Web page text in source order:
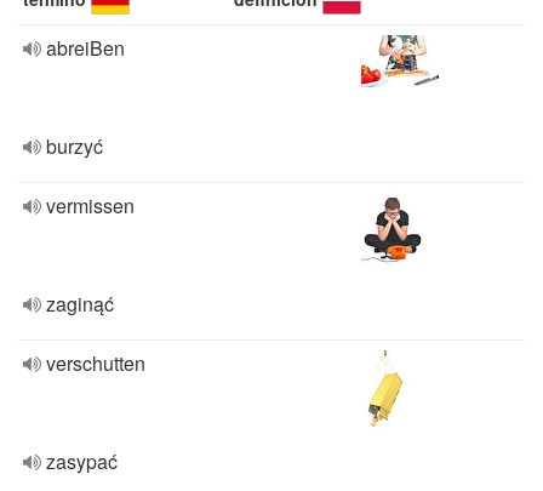
abreiBen
burzyć
vermissen
zaginąć
verschutten
zasypać